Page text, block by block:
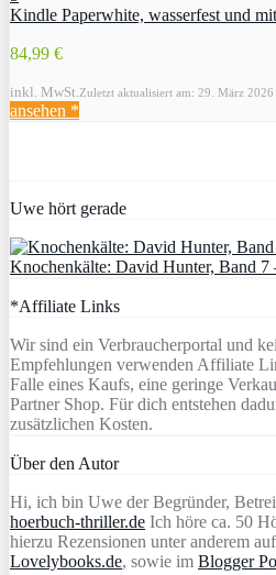
Kindle Paperwhite, wasserfest und
84,99 €
inkl. MwSt. Zuletzt aktualisiert am: 29. März 2026
ansehen *
Uwe hört gerade
Knochenkälte: David Hunter, Band 7
*Affiliate Links
Wir sind ein Verbraucherportal und
Empfehlungen verwenden Affiliate
Falle eines Kaufs, eine geringe
Partner Shop. Für dich entstehen
zusätzlichen Kosten.
Über den Autor
Hi, ich bin Uwe der Begründer,
hoerbuch-thriller.de Ich höre ca. 50
hierzu Rezensionen unter anderem auf
Lovelybooks.de, sowie im Blogger